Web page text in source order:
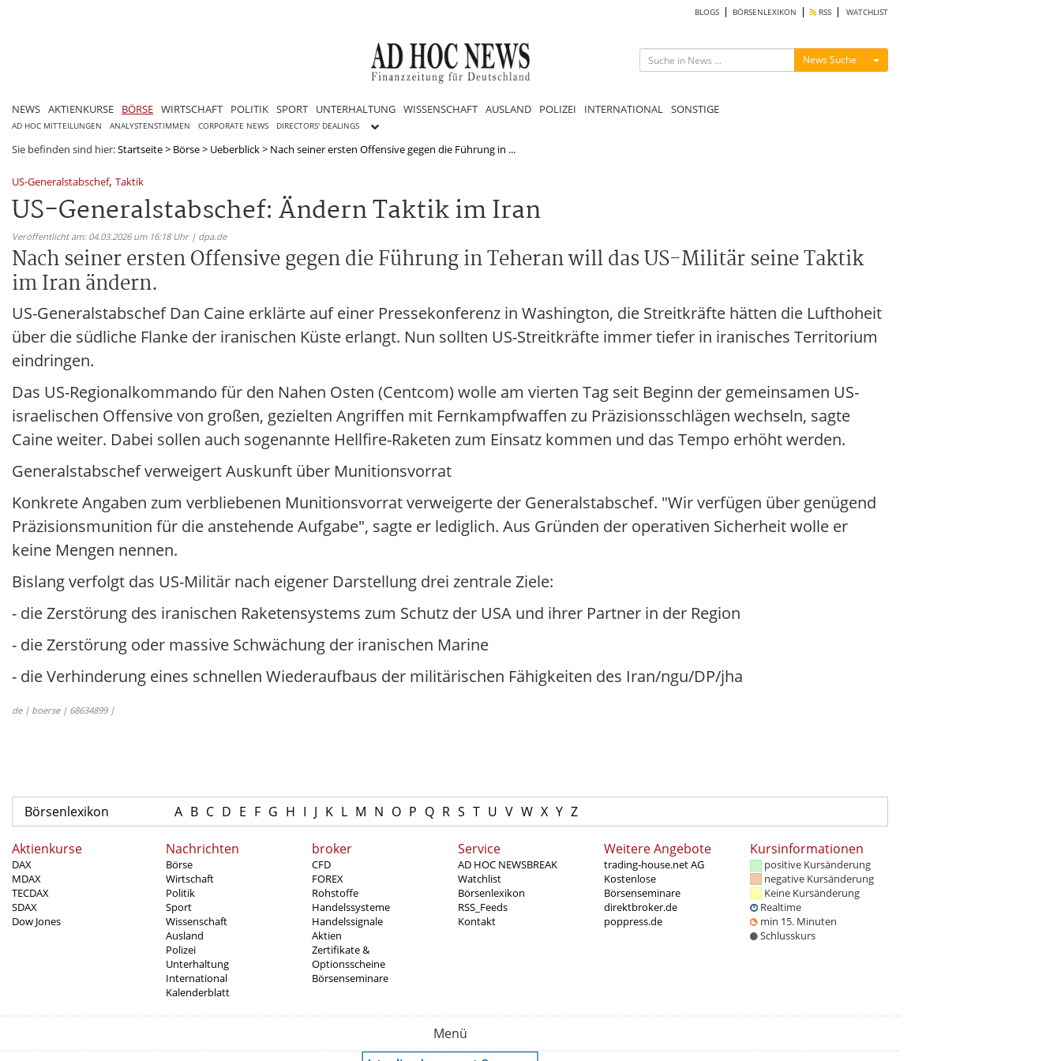
BLOGS BÖRSENLEXIKON RSS WATCHLIST
News Suche Menü ein-/ausblenden
NEWS AKTIENKURSE BÖRSE WIRTSCHAFT POLITIK SPORT UNTERHALTUNG WISSENSCHAFT AUSLAND POLIZEI INTERNATIONAL SONSTIGE
AD HOC MITTEILUNGEN ANALYSTENSTIMMEN CORPORATE NEWS DIRECTORS' DEALINGS
Sie befinden sind hier:Startseite> Börse> Ueberblick> Nach seiner ersten Offensive gegen die Führung in ...
US-Generalstabschef, Taktik
US-Generalstabschef: Ändern Taktik im Iran
Veröffentlicht am: 04.03.2026 um 16:18 Uhr | dpa.de
Nach seiner ersten Offensive gegen die Führung in Teheran will das US-Militär seine Taktik
im Iran ändern.
US-Generalstabschef Dan Caine erklärte auf einer Pressekonferenz in Washington, die Streitkräfte hätten die Lufthoheit
über die südliche Flanke der iranischen Küste erlangt. Nun sollten US-Streitkräfte immer tiefer in iranisches Territorium
eindringen.
Das US-Regionalkommando für den Nahen Osten (Centcom) wolle am vierten Tag seit Beginn der gemeinsamen US-
israelischen Offensive von großen, gezielten Angriffen mit Fernkampfwaffen zu Präzisionsschlägen wechseln, sagte
Caine weiter. Dabei sollen auch sogenannte Hellfire-Raketen zum Einsatz kommen und das Tempo erhöht werden.
Generalstabschef verweigert Auskunft über Munitionsvorrat
Konkrete Angaben zum verbliebenen Munitionsvorrat verweigerte der Generalstabschef. "Wir verfügen über genügend
Präzisionsmunition für die anstehende Aufgabe", sagte er lediglich. Aus Gründen der operativen Sicherheit wolle er
keine Mengen nennen.
Bislang verfolgt das US-Militär nach eigener Darstellung drei zentrale Ziele:
- die Zerstörung des iranischen Raketensystems zum Schutz der USA und ihrer Partner in der Region
- die Zerstörung oder massive Schwächung der iranischen Marine
- die Verhinderung eines schnellen Wiederaufbaus der militärischen Fähigkeiten des Iran/ngu/DP/jha
de | boerse | 68634899 |
Börsenlexikon A B C D E F G H I J K L M N O P Q R S T U V W X Y Z
Aktienkurse
DAX
MDAX
TECDAX
SDAX
Dow Jones
Nachrichten
Börse
Wirtschaft
Politik
Sport
Wissenschaft
Ausland
Polizei
Unterhaltung
International
Kalenderblatt
broker
CFD
FOREX
Rohstoffe
Handelssysteme
Handelssignale
Aktien
Zertifikate &
Optionsscheine
Börsenseminare
Service
AD HOC NEWSBREAK
Watchlist
Börsenlexikon
RSS_Feeds
Kontakt
Weitere Angebote
trading-house.net AG
Kostenlose
Börsenseminare
direktbroker.de
poppress.de
Kursinformationen
positive Kursänderung
negative Kursänderung
Keine Kursänderung
Realtime
min 15. Minuten
Schlusskurs
Menü